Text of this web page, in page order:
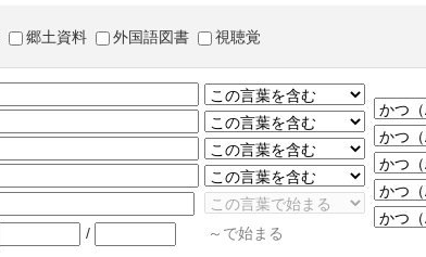
郷土資料 外国語図書 視聴覚
/ ～で始まる